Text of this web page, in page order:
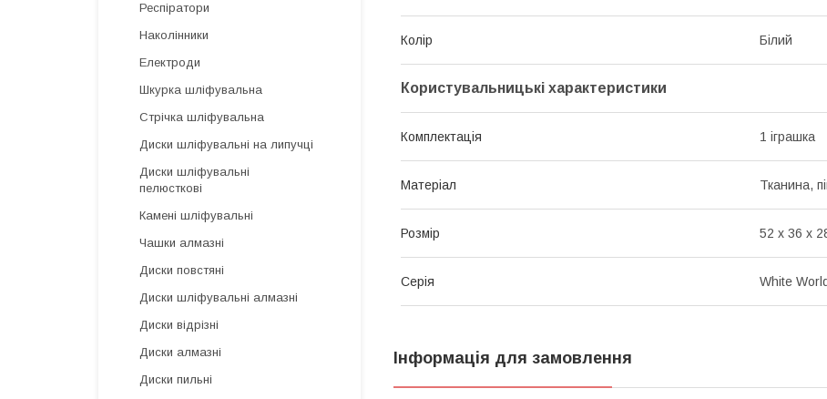
Колір Білий
Користувальницькі характеристики
Комплектація 1 іграшка
Матеріал Тканина,
Розмір 52 х 36 х
Серія White World
Інформація для замовлення
Респіратори
Наколінники
Електроди
Шкурка шліфувальна
Стрічка шліфувальна
Диски шліфувальні на липучці
Диски шліфувальні
пелюсткові
Камені шліфувальні
Чашки алмазні
Диски повстяні
Диски шліфувальні алмазні
Диски відрізні
Диски алмазні
Диски пильні